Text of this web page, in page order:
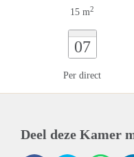
15 m2
07
Per direct
Deel deze Kamer